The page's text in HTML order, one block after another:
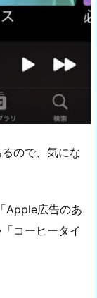
ので、気にな
Apple広告のあ
コーヒータイ